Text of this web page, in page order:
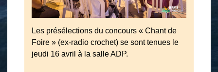
Les présélections du concours « Chant de
Foire » (ex-radio crochet) se sont tenues le
jeudi 16 avril à la salle ADP.